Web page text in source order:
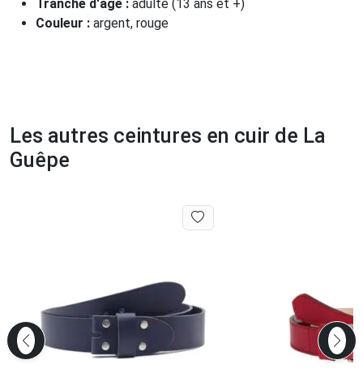
Tranche d'âge : adulte (13 ans et +)
Couleur : argent, rouge
Les autres ceintures en cuir de La
Guêpe